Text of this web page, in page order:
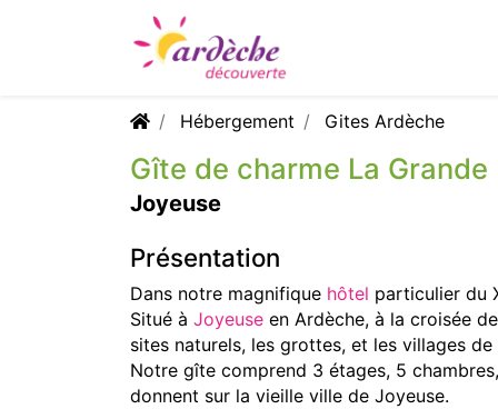
Hébergement Gites Ardèche
Gîte de charme La
Joyeuse
Présentation
Dans notre magnifique hôtel particulier du
Situé à Joyeuse en Ardèche, à la croisée
sites naturels, les grottes, et les villages
Notre gîte comprend 3 étages, 5
donnent sur la vieille ville de Joyeuse.